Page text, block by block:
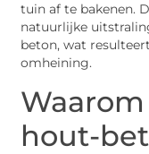
tuin af te bakenen.
natuurlijke
beton, wat
omheining.
hout-